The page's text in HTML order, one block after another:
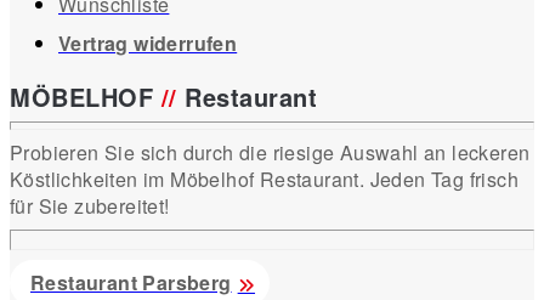
Vertrag widerrufen
MÖBELHOF// Restaurant
Probieren Sie sich durch die riesige Auswahl an leckeren
Köstlichkeiten im Möbelhof Restaurant. Jeden Tag frisch
für Sie zubereitet!
Restaurant Parsberg